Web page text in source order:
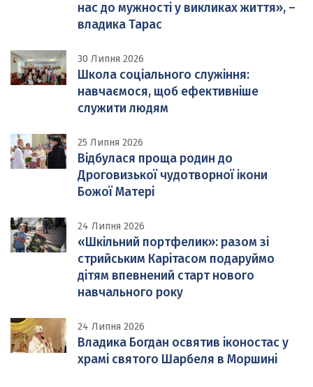
нас до мужності у викликах життя», –
владика Тарас
30 Липня 2026
Школа соціального служіння:
навчаємося, щоб ефективніше
служити людям
25 Липня 2026
Відбулася проща родин до
Дроговизької чудотворної ікони
Божої Матері
24 Липня 2026
«Шкільний портфелик»: разом зі
стрийським Карітасом подаруймо
дітям впевнений старт нового
навчального року
24 Липня 2026
Владика Богдан освятив іконостас у
храмі святого Шарбеля в Моршині